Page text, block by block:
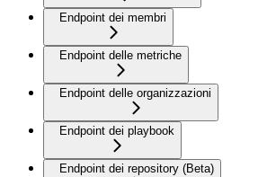
Endpoint dei membri
Endpoint delle metriche
Endpoint delle organizzazioni
Endpoint dei playbook
Endpoint dei repository (Beta)